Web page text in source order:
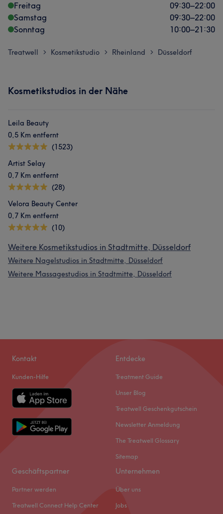
Freitag
09:30–22:00
Samstag
09:30–22:00
Sonntag
10:00–21:30
Treatwell > Kosmetikstudio > Rheinland > Düsseldorf
Kosmetikstudios in der Nähe
Leila Beauty
0,5 Km entfernt
(1523)
Artist Selay
0,7 Km entfernt
(28)
Velora Beauty Center
0,7 Km entfernt
(10)
Weitere Kosmetikstudios in Stadtmitte, Düsseldorf
Weitere Nagelstudios in Stadtmitte, Düsseldorf
Weitere Massagestudios in Stadtmitte, Düsseldorf
Kontakt
Kunden-Hilfe
Entdecke
Treatment Guide
Unser Blog
Treatwell Geschenkgutschein
Newsletter Anmeldung
The Treatwell Glossary
Sitemap
Geschäftspartner
Partner werden
Treatwell Connect Help Center
Unternehmen
Über uns
Jobs